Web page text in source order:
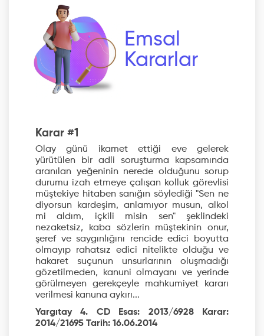
Emsal
Kararlar
Karar #1
Olay günü ikamet ettiği eve gelerek
yürütülen bir adli soruşturma kapsamında
aranılan yeğeninin nerede olduğunu sorup
durumu izah etmeye çalışan kolluk görevlisi
müştekiye hitaben sanığın söylediği "Sen ne
diyorsun kardeşim, anlamıyor musun, alkol
mi aldım, içkili misin sen" şeklindeki
nezaketsiz, kaba sözlerin müştekinin onur,
şeref ve saygınlığını rencide edici boyutta
olmayıp rahatsız edici nitelikte olduğu ve
hakaret suçunun unsurlarının oluşmadığı
gözetilmeden, kanuni olmayanı ve yerinde
görülmeyen gerekçeyle mahkumiyet kararı
verilmesi kanuna aykırı...
Yargıtay 4. CD Esas: 2013/6928 Karar:
2014/21695 Tarih: 16.06.2014